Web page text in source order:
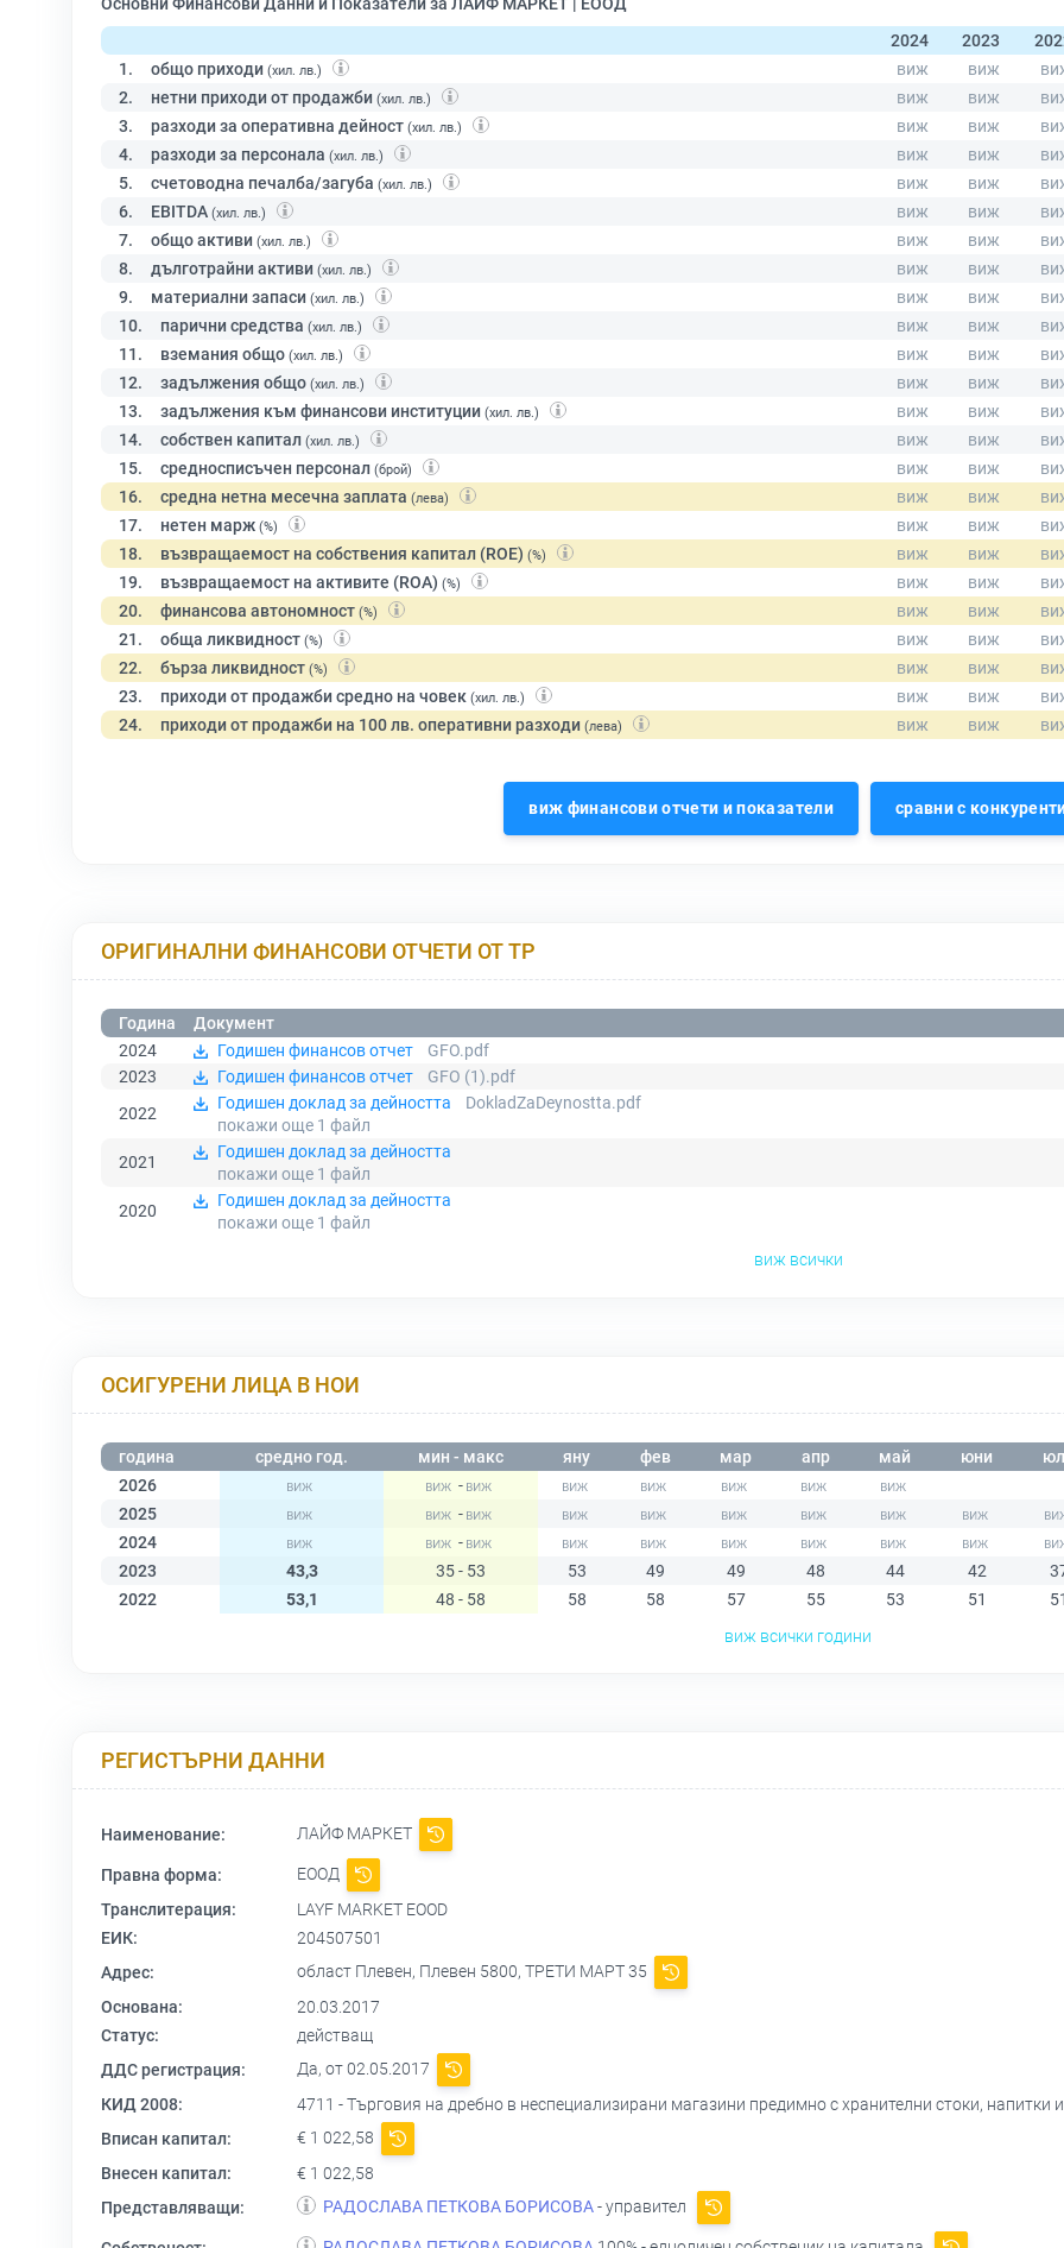
2024
2023
1.
общо приходи (хил. лв.)
2. нетни приходи от продажби (хил. лв.)
3. разходи за оперативна дейност (хил. лв.)
4. разходи за персонала (хил. лв.)
5. счетоводна печалба/загуба (хил. лв.)
6. EBITDA (хил. лв.)
7. общо активи (хил. лв.)
8. дълготрайни активи (хил. лв.)
9. материални запаси (хил. лв.)
10. парични средства (хил. лв.)
11. вземания общо (хил. лв.)
12. задължения общо (хил. лв.)
13. задължения към финансови институции (хил. лв.)
14. собствен капитал (хил. лв.)
15. средносписъчен персонал (брой)
16. средна нетна месечна заплата (лева)
17. нетен марж (%)
18. възвращаемост на собствения капитал (ROE) (%)
19. възвращаемост на активите (ROA) (%)
20. финансова автономност (%)
21. обща ликвидност (%)
22. бърза ликвидност (%)
23. приходи от продажби средно на човек (хил. лв.)
24. приходи от продажби на 100 лв. оперативни разходи (лева)
виж финансови отчети и показатели сравни с
ОРИГИНАЛНИ ФИНАНСОВИ ОТЧЕТИ ОТ ТР
Година
Документ
2024
Годишен финансов отчет
GFO.pdf
2023
Годишен финансов отчет
GFO (1).pdf
2022
Годишен доклад за дейността
DokladZaDeynostta.pdf
покажи още 1 файл
2021
Годишен доклад за дейността
покажи още 1 файл
2020
Годишен доклад за дейността
покажи още 1 файл
виж всички
ОСИГУРЕНИ ЛИЦА В НОИ
година средно год. мин - макс яну фев мар апр май юни
2026
-
2025
-
2024
-
2023
43,3 35 - 53 53 49 49 48 44 42
2022
53,1 48 - 58 58 58 57 55 53 51
виж всички години
РЕГИСТЪРНИ ДАННИ
Наименование: ЛАЙФ МАРКЕТ
Правна форма:
ЕООД
Транслитерация:
LAYF MARKET EOOD
ЕИК:
204507501
Адрес:
област Плевен, Плевен 5800, ТРЕТИ МАРТ 35
Основана:
20.03.2017
Статус:
действащ
ДДС регистрация:
Да, от 02.05.2017
КИД 2008:
4711 - Търговия на дребно в неспециализирани магазини предимно с хранителни стоки, напитки
Вписан капитал:
€ 1 022,58
Внесен капитал:
€ 1 022,58
Представляващи:
РАДОСЛАВА ПЕТКОВА БОРИСОВА- управител